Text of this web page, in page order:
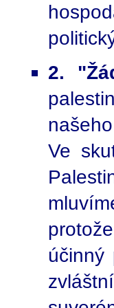
2.
Ve
účinný